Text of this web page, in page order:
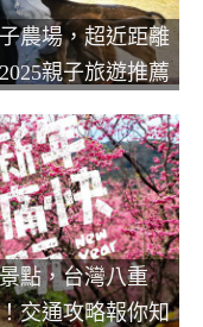
農場，超近距離
親子旅遊推薦
點，台灣八重
交通攻略報你知